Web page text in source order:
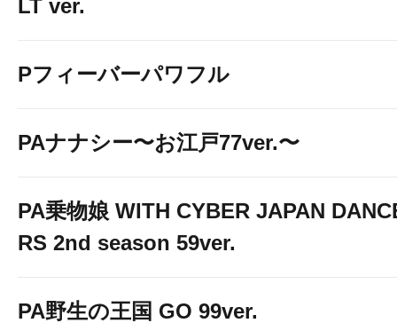
LT ver.
Pフィーバーパワフル
PAナナシー〜お江戸77ver.〜
PA乗物娘 WITH CYBER JAPAN
RS 2nd season 59ver.
PA野生の王国 GO 99ver.